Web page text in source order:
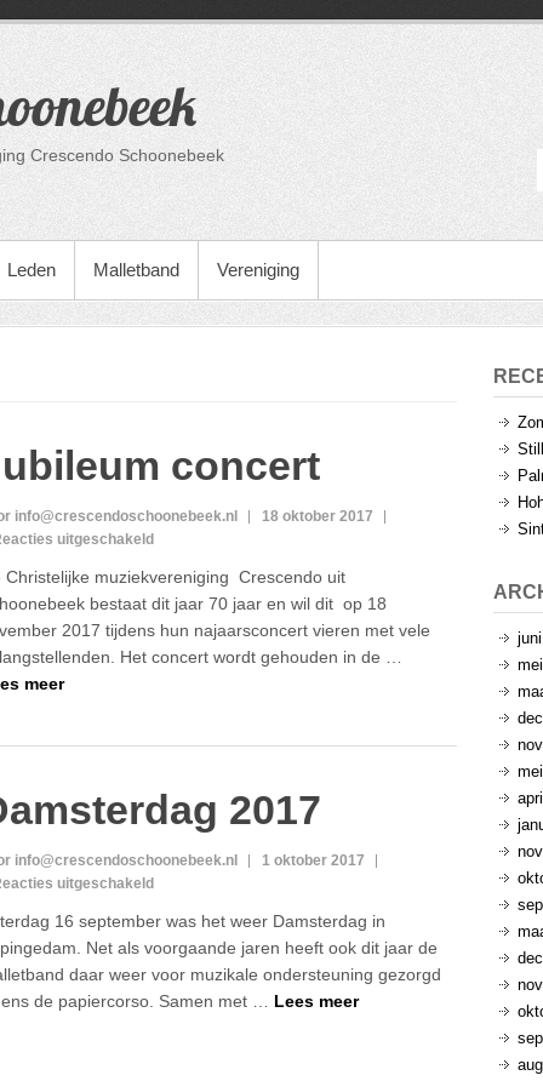
Crescendo Schoonebeek
Leden Malletband Vereniging
concert
info@crescendoschoonebeek.nl
18 oktober 2017
uitgeschakeldvoor
concert
Christelijke muziekvereniging Crescendo uit
bestaat dit jaar 70 jaar en wil dit op 18
2017 tijdens hun najaarsconcert vieren met vele
Het concert wordt gehouden in de …
meer
2017
info@crescendoschoonebeek.nl
1 oktober 2017
uitgeschakeldvoor
2017
16 september was het weer Damsterdag in
Net als voorgaande jaren heeft ook dit jaar de
daar weer voor muzikale ondersteuning gezorgd
de papiercorso. Samen met … Lees meer